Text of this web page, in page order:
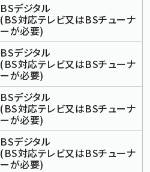
BSデジタル
(BS対応テレビ又はBSチューナ
ーが必要)
BSデジタル
(BS対応テレビ又はBSチューナ
ーが必要)
BSデジタル
(BS対応テレビ又はBSチューナ
ーが必要)
BSデジタル
(BS対応テレビ又はBSチューナ
ーが必要)